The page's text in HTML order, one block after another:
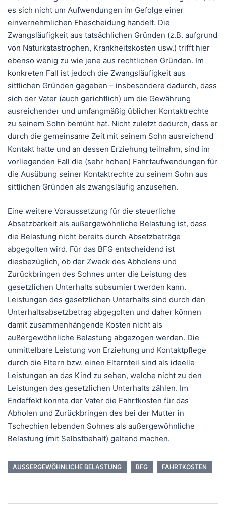
es sich nicht um Aufwendungen im Gefolge einer
einvernehmlichen Ehescheidung handelt. Die
Zwangsläufigkeit aus tatsächlichen Gründen (z.B. aufgrund
von Naturkatastrophen, Krankheitskosten usw.) trifft hier
ebenso wenig zu wie jene aus rechtlichen Gründen. Im
konkreten Fall ist jedoch die Zwangsläufigkeit aus
sittlichen Gründen gegeben – insbesondere dadurch, dass
sich der Vater (auch gerichtlich) um die Gewährung
ausreichender und umfangmäßig üblicher Kontaktrechte
zu seinem Sohn bemüht hat. Nicht zuletzt dadurch, dass er
durch die gemeinsame Zeit mit seinem Sohn ausreichend
Kontakt hatte und an dessen Erziehung teilnahm, sind im
vorliegenden Fall die (sehr hohen) Fahrtaufwendungen für
die Ausübung seiner Kontaktrechte zu seinem Sohn aus
sittlichen Gründen als zwangsläufig anzusehen.
Eine weitere Voraussetzung für die steuerliche
Absetzbarkeit als außergewöhnliche Belastung ist, dass
die Belastung nicht bereits durch Absetzbeträge
abgegolten wird. Für das BFG entscheidend ist
diesbezüglich, ob der Zweck des Abholens und
Zurückbringen des Sohnes unter die Leistung des
gesetzlichen Unterhalts subsumiert werden kann.
Leistungen des gesetzlichen Unterhalts sind durch den
Unterhaltsabsetzbetrag abgegolten und daher können
damit zusammenhängende Kosten nicht als
außergewöhnliche Belastung abgezogen werden. Die
unmittelbare Leistung von Erziehung und Kontaktpflege
durch die Eltern bzw. einen Elternteil sind als ideelle
Leistungen an das Kind zu sehen, welche nicht zu den
Leistungen des gesetzlichen Unterhalts zählen. Im
Endeffekt konnte der Vater die Fahrtkosten für das
Abholen und Zurückbringen des bei der Mutter in
Tschechien lebenden Sohnes als außergewöhnliche
Belastung (mit Selbstbehalt) geltend machen.
AUSSERGEWÖHNLICHE BELASTUNG BFG FAHRTKOSTEN